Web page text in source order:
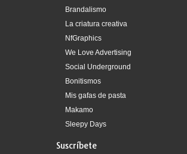
Brandalismo
La criatura creativa
NfGraphics
We Love Advertising
Social Underground
Bonitismos
Mis gafas de pasta
Makamo
Sleepy Days
Suscríbete